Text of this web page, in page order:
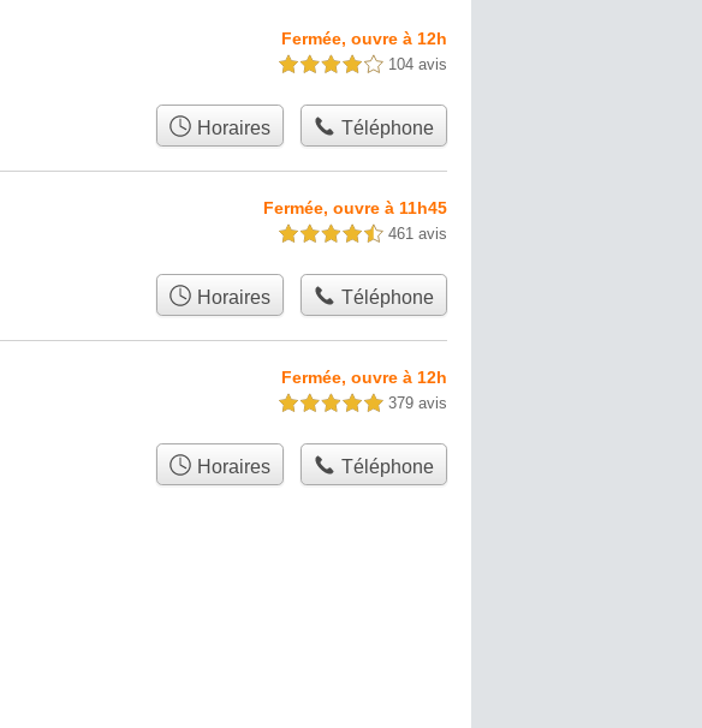
Fermée, ouvre à 12h
4,0 étoiles sur 5 104 avis
Horaires Téléphone
Fermée, ouvre à 11h45
4,5 étoiles sur 5 461 avis
Horaires Téléphone
Fermée, ouvre à 12h
5,0 étoiles sur 5 379 avis
Horaires Téléphone